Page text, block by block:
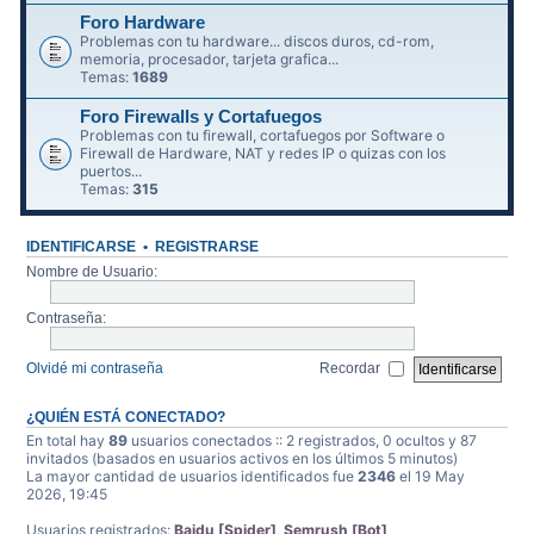
Foro Hardware
Problemas con tu hardware... discos duros, cd-rom,
memoria, procesador, tarjeta grafica...
Temas:1689
Foro Firewalls y Cortafuegos
Problemas con tu firewall, cortafuegos por Software o
Firewall de Hardware, NAT y redes IP o quizas con los
puertos...
Temas:315
IDENTIFICARSE • REGISTRARSE
Nombre de Usuario:
Contraseña:
Olvidé mi contraseña Recordar
¿QUIÉN ESTÁ CONECTADO?
En total hay89 usuarios conectados :: 2 registrados, 0 ocultos y 87
invitados (basados en usuarios activos en los últimos 5 minutos)
La mayor cantidad de usuarios identificados fue2346 el 19 May
2026, 19:45
Usuarios registrados:Baidu [Spider] ,Semrush [Bot]